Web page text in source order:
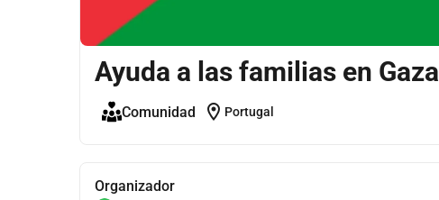
Ayuda a las familias en Gaza
Comunidad location_on Portugal
Organizador